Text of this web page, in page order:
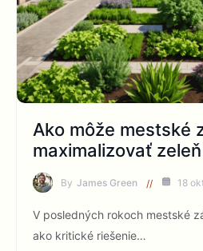
Ako môže mestské
maximalizovať
By James Green 18
V posledných rokoch mestské
ako kritické riešenie…